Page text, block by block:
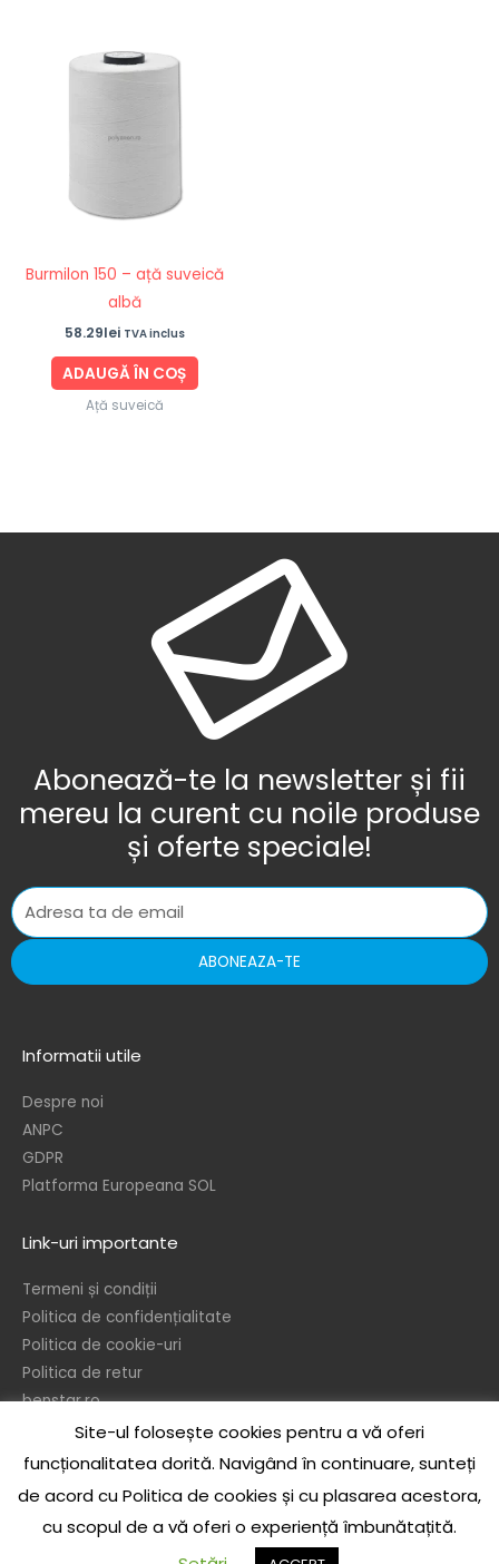
Burmilon 150 – ață suveică
albă
58.29lei TVA inclus
ADAUGĂ ÎN COȘ
Ață suveică
Abonează-te la newsletter și fii
mereu la curent cu noile produse
și oferte speciale!
ABONEAZA-TE
Informatii utile
Despre noi
ANPC
GDPR
Platforma Europeana SOL
Link-uri importante
Termeni și condiții
Politica de confidențialitate
Politica de cookie-uri
Politica de retur
benstar.ro
© 2026 – Ben’s Star srl
interzisa reproducerea sau publicarea sub orice forma a continului acestui
site, integral sau partial, precum si realizarea de opere derivate, de catre
orice persoana, fizica sau juridica, fara acordul scris prealabil al autorului, cu
Site-ul folosește cookies pentru a vă oferi
funcționalitatea dorită. Navigând în continuare, sunteți
de acord cu Politica de cookies și cu plasarea acestora,
cu scopul de a vă oferi o experiență îmbunătațită.